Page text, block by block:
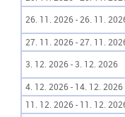
26. 11. 2026 - 26. 11.
27. 11. 2026 - 27. 11.
3. 12. 2026 - 3. 12. 2026
4. 12. 2026 - 14. 12. 2026
11. 12. 2026 - 11. 12.